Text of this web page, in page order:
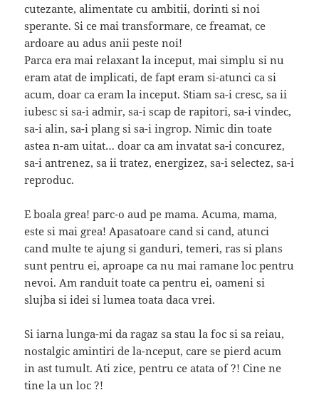
cutezante, alimentate cu ambitii, dorinti si noi
sperante. Si ce mai transformare, ce freamat, ce
ardoare au adus anii peste noi!
Parca era mai relaxant la inceput, mai simplu si nu
eram atat de implicati, de fapt eram si-atunci ca si
acum, doar ca eram la inceput. Stiam sa-i cresc, sa ii
iubesc si sa-i admir, sa-i scap de rapitori, sa-i vindec,
sa-i alin, sa-i plang si sa-i ingrop. Nimic din toate
astea n-am uitat… doar ca am invatat sa-i concurez,
sa-i antrenez, sa ii tratez, energizez, sa-i selectez, sa-i
reproduc.
E boala grea! parc-o aud pe mama. Acuma, mama,
este si mai grea! Apasatoare cand si cand, atunci
cand multe te ajung si ganduri, temeri, ras si plans
sunt pentru ei, aproape ca nu mai ramane loc pentru
nevoi. Am randuit toate ca pentru ei, oameni si
slujba si idei si lumea toata daca vrei.
Si iarna lunga-mi da ragaz sa stau la foc si sa reiau,
nostalgic amintiri de la-nceput, care se pierd acum
in ast tumult. Ati zice, pentru ce atata of ?! Cine ne
tine la un loc ?!